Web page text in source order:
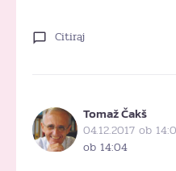
Citiraj
Tomaž Čakš
04.12.2017 ob
ob 14:04